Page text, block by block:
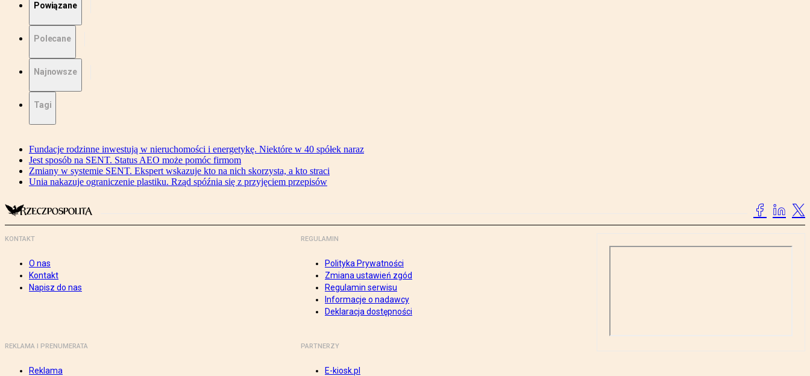
Powiązane
Polecane
Najnowsze
Tagi
Fundacje rodzinne inwestują w nieruchomości i energetykę. Niektóre w 40 spółek naraz
Jest sposób na SENT. Status AEO może pomóc firmom
Zmiany w systemie SENT. Ekspert wskazuje kto na nich skorzysta, a kto straci
Unia nakazuje ograniczenie plastiku. Rząd spóźnia się z przyjęciem przepisów
KONTAKT
O nas
Kontakt
Napisz do nas
REGULAMIN
Polityka Prywatności
Zmiana ustawień zgód
Regulamin serwisu
Informacje o nadawcy
Deklaracja dostępności
REKLAMA I PRENUMERATA
Reklama
PARTNERZY
E-kiosk.pl